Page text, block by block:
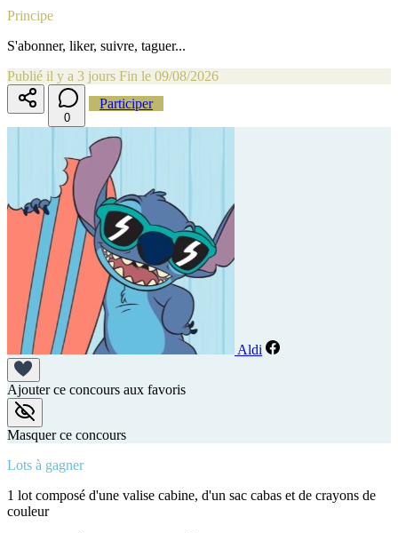
Principe
S'abonner, liker, suivre, taguer...
Publié il y a 3 jours Fin le 09/08/2026
0
Participer
Aldi
Ajouter ce concours aux favoris
Masquer ce concours
Lots à gagner
1 lot composé d'une valise cabine, d'un sac cabas et de crayons de
couleur